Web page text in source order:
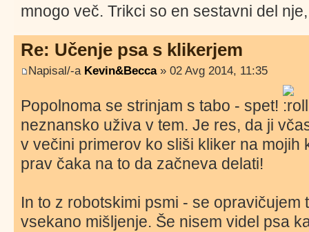
mnogo več. Trikci so en sestavni del
Re: Učenje psa s klikerjem
Napisal/-a Kevin&Becca» 02 Avg 2014, 11:35
Popolnoma se strinjam s tabo - spet!
neznansko uživa v tem. Je res, da ji
v večini primerov ko sliši kliker na mojih
prav čaka na to da začneva delati!
In to z robotskimi psmi - se opravičujem
vsekano mišljenje. Še nisem videl psa